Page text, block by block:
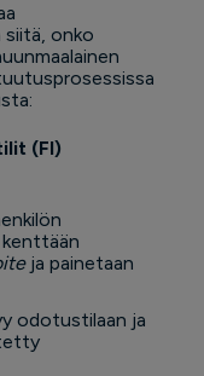
siitä, onko
(FI)
ja painetaan
odotustilaan ja